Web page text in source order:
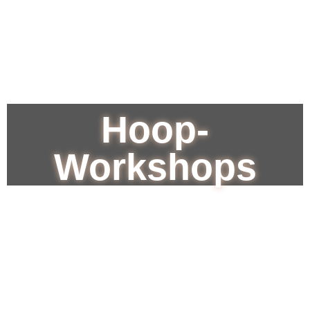
Hoop-
Workshops